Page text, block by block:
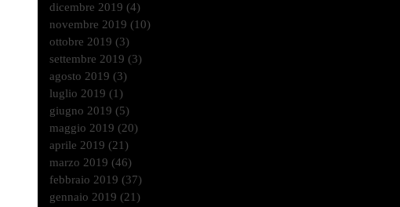
dicembre 2019 (4)
novembre 2019 (10)
ottobre 2019 (3)
settembre 2019 (3)
agosto 2019 (3)
luglio 2019 (1)
giugno 2019 (5)
maggio 2019 (20)
aprile 2019 (21)
marzo 2019 (46)
febbraio 2019 (37)
gennaio 2019 (21)